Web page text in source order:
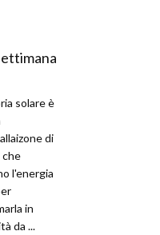
solare è
di
che
l'energia
in
da ...